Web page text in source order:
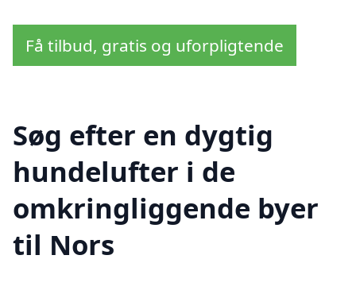
Få tilbud, gratis og uforpligtende
Søg efter en dygtig
hundelufter i de
omkringliggende byer
til Nors